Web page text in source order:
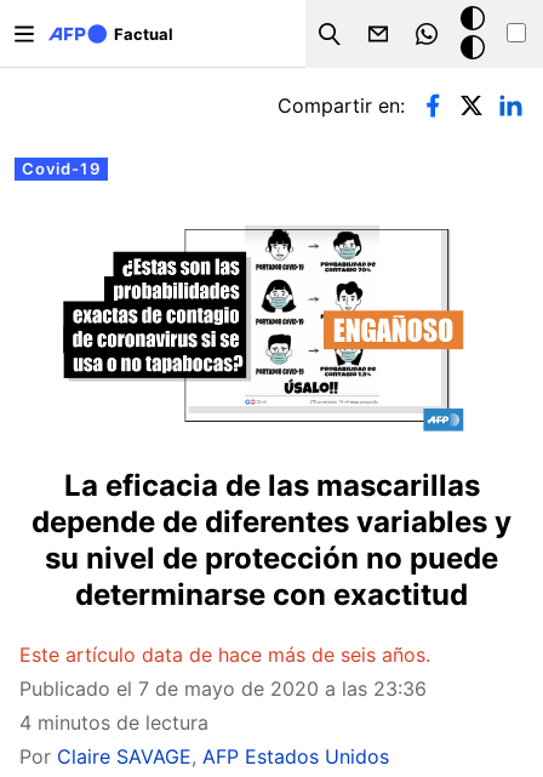
Factual
Search
Modo
oscuro
Solapas principales
Covid-19
Compartir en:
La eficacia de las mascarillas
depende de diferentes variables y
su nivel de protección no puede
determinarse con exactitud
Este artículo data de hace más de seis años.
Publicado el 7 de mayo de 2020 a las 23:36
4 minutos de lectura
Por Claire SAVAGE, AFP Estados Unidos